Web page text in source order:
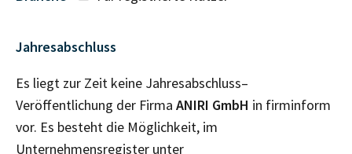
Jahresabschluss
Es liegt zur Zeit keine Jahresabschluss–
Veröffentlichung der Firma ANIRI GmbH in firminform
vor. Es besteht die Möglichkeit, im
Unternehmensregister unter